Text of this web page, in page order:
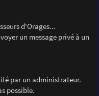
d'Orages...
un message privé à un
par un administrateur.
possible.